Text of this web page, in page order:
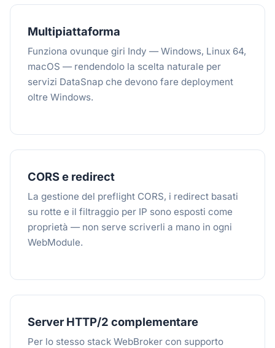
Multipiattaforma
Funziona ovunque giri Indy — Windows, Linux 64,
macOS — rendendolo la scelta naturale per
servizi DataSnap che devono fare deployment
oltre Windows.
CORS e redirect
La gestione del preflight CORS, i redirect basati
su rotte e il filtraggio per IP sono esposti come
proprietà — non serve scriverli a mano in ogni
WebModule.
Server HTTP/2 complementare
Per lo stesso stack WebBroker con supporto